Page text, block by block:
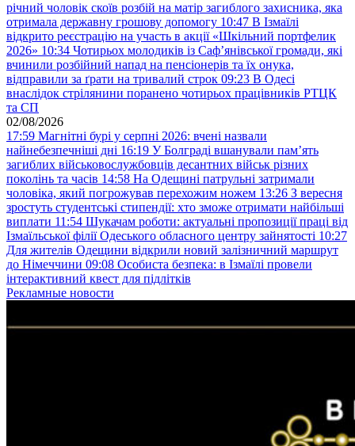
річний чоловік скоїв розбій на матір загиблого захисника, яка
отримала державну грошову допомогу 10:47 В Ізмаїлі
відкрито реєстрацію на участь в акції «Шкільний портфелик
2026» 10:34 Чотирьох молодиків із Саф’янівської громади, які
вчинили розбійний напад на пенсіонерів та їх онука,
відправили за ґрати на тривалий строк 09:23 В Одесі
внаслідок стрілянини поранено чотирьох працівників РТЦК
та СП
02/08/2026
17:59 Магнітні бурі у серпні 2026: вчені назвали
найнебезпечніші дні 16:19 У Болграді вшанували пам’ять
загиблих військовослужбовців десантних військ різних
поколінь та часів 14:58 На Одещині патрульні затримали
чоловіка, який погрожував перехожим ножем 13:26 З вересня
зростуть студентські стипендії: хто зможе отримати найбільші
виплати 11:54 Шукачам роботи: актуальні пропозиції праці від
Ізмаїльської філії Одеського обласного центру зайнятості 10:27
Для жителів Одещини відкрили новий залізничний маршрут
до Німеччини 09:08 Особиста безпека: в Ізмаїлі провели
інтерактивний квест для підлітків
Рекламные новости